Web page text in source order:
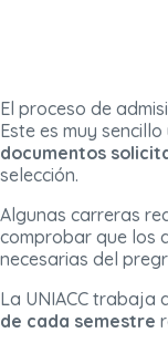
El proceso de
Este es muy
documentos
selección.
Algunas carreras
comprobar que los
necesarias del
La UNIACC trabaja
de cada semestre